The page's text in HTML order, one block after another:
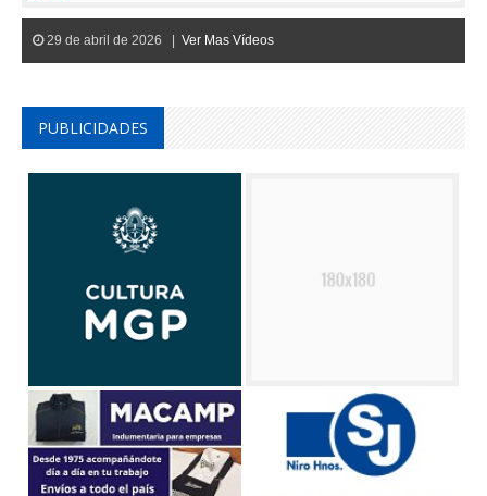
29 de abril de 2026 | Ver Mas Vídeos
PUBLICIDADES